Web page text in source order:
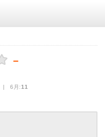
－
| 6月:11